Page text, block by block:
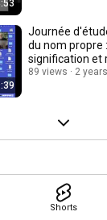
Shorts
Journée
du nom propre
signification et
Partie 1
89 views 2